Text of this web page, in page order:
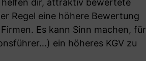
helfen dir, attraktiv bewertete
Regel eine höhere Bewertung
Es kann Sinn machen, für
ein höheres KGV zu